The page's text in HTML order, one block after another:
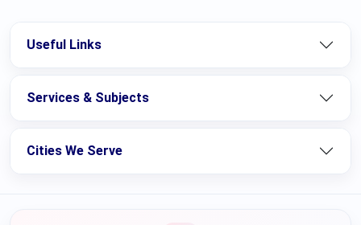
Useful Links
Services & Subjects
Cities We Serve